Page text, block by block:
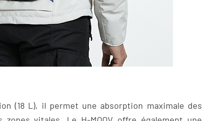
(18 L), il permet une absorption maximale des